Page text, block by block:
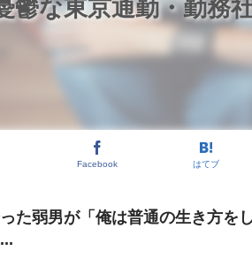
鬱な東京通勤・勤務
Facebook はてブ
た弱男が「俺は普通の生き方を